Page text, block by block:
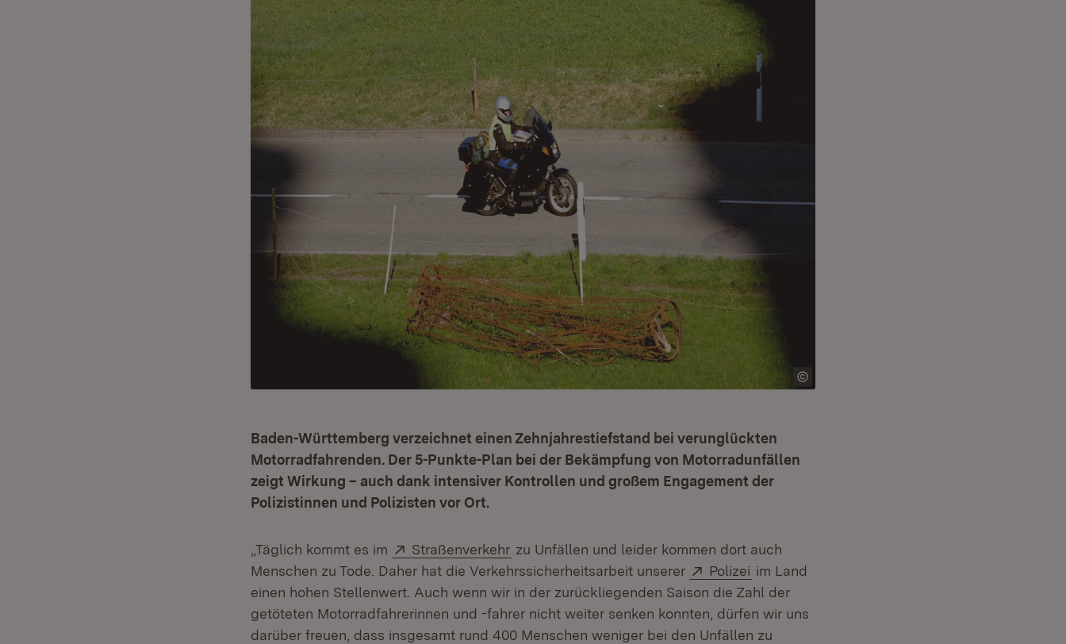
Baden-Württemberg verzeichnet einen Zehnjahrestiefstand bei verunglückten
Motorradfahrenden. Der 5-Punkte-Plan bei der Bekämpfung von Motorradunfällen
zeigt Wirkung – auch dank intensiver Kontrollen und großem Engagement der
Polizistinnen und Polizisten vor Ort.
„Täglich kommt es im Extern:
Straßenverkehr (Öffnet in neuem Fenster)
zu Unfällen und leider kommen dort auch
Menschen zu Tode. Daher hat die Verkehrssicherheitsarbeit unserer
Extern:
Polizei (Öffnet in neuem Fenster)
im Land
einen hohen Stellenwert. Auch wenn wir in der zurückliegenden Saison die Zahl der
getöteten Motorradfahrerinnen und -fahrer nicht weiter senken konnten, dürfen wir uns
darüber freuen, dass insgesamt rund 400 Menschen weniger bei den Unfällen zu